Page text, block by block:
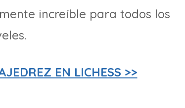
increíble para todos los
EN LICHESS >>